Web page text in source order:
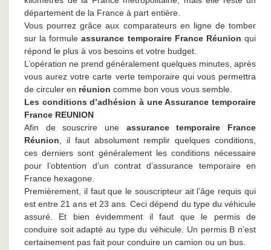
département de la France à part entière.
Vous pourrez grâce aux comparateurs en ligne de tomber
sur la formuleassurance temporaire France Réunion qui
répond le plus à vos besoins et votre budget.
L’opération ne prend généralement quelques minutes, après
vous aurez votre carte verte temporaire qui vous permettra
de circuler en réunion comme bon vous vous semble.
Les conditions d’adhésion à uneAssurance temporaire
France REUNION
Afin de souscrire une assurance temporaire France
Réunion , il faut absolument remplir quelques conditions,
ces derniers sont généralement les conditions nécessaire
pour l’obtention d’un contrat d’assurance temporaire en
France hexagone.
Premièrement, il faut que le souscripteur ait l’âge requis qui
est entre 21 ans et 23 ans. Ceci dépend du type du véhicule
assuré. Et bien évidemment il faut que le permis de
conduire soit adapté au type du véhicule. Un permis B n’est
certainement pas fait pour conduire un camion ou un bus.